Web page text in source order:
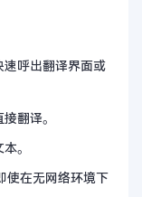
速呼出翻译界面或
翻译。
。
使在无网络环境下